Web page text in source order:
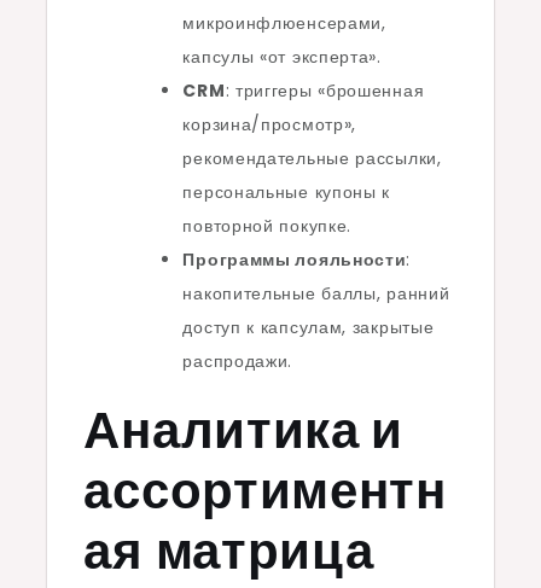
микроинфлюенсерами,
капсулы «от эксперта».
CRM: триггеры «брошенная
корзина/просмотр»,
рекомендательные рассылки,
персональные купоны к
повторной покупке.
Программы лояльности:
накопительные баллы, ранний
доступ к капсулам, закрытые
распродажи.
Аналитика и
ассортиментн
ая матрица